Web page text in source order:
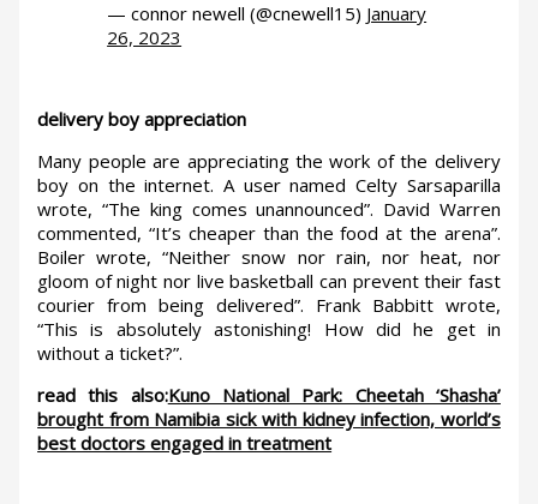
— connor newell (@cnewell15) January
26, 2023
delivery boy appreciation
Many people are appreciating the work of the delivery
boy on the internet. A user named Celty Sarsaparilla
wrote, “The king comes unannounced”. David Warren
commented, “It’s cheaper than the food at the arena”.
Boiler wrote, “Neither snow nor rain, nor heat, nor
gloom of night nor live basketball can prevent their fast
courier from being delivered”. Frank Babbitt wrote,
“This is absolutely astonishing! How did he get in
without a ticket?”.
read this also:Kuno National Park: Cheetah ‘Shasha’
brought from Namibia sick with kidney infection, world’s
best doctors engaged in treatment